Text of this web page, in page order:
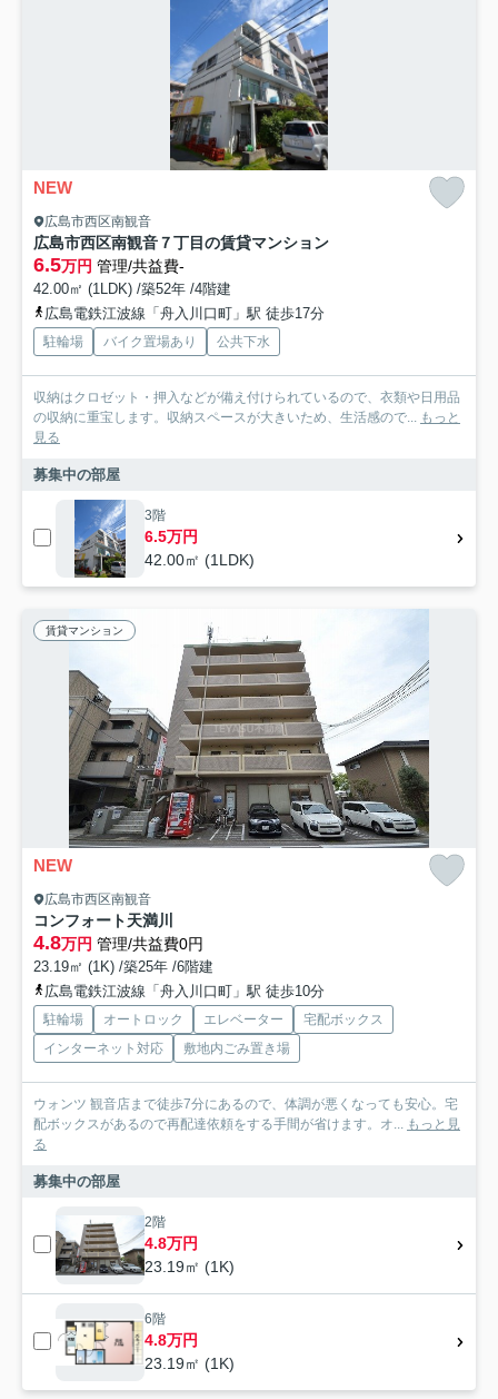
NEW
広島市西区南観音
広島市西区南観音７丁目の賃貸マンション
6.5万円 管理/共益費-
42.00㎡ (1LDK) /築52年 /4階建
広島電鉄江波線「舟入川口町」駅 徒歩17分
駐輪場 バイク置場あり 公共下水
収納はクロゼット・押入などが備え付けられているので、衣類や日用品
の収納に重宝します。収納スペースが大きいため、生活感ので... もっと
見る
募集中の部屋
3階
6.5万円
42.00㎡ (1LDK)
賃貸マンション
NEW
広島市西区南観音
コンフォート天満川
4.8万円 管理/共益費0円
23.19㎡ (1K) /築25年 /6階建
広島電鉄江波線「舟入川口町」駅 徒歩10分
駐輪場 オートロック エレベーター
宅配ボックス
インターネット対応
敷地内ごみ置き場
ウォンツ 観音店まで徒歩7分にあるので、体調が悪くなっても安心。宅
配ボックスがあるので再配達依頼をする手間が省けます。オ... もっと見
る
募集中の部屋
2階
4.8万円
23.19㎡ (1K)
6階
4.8万円
23.19㎡ (1K)